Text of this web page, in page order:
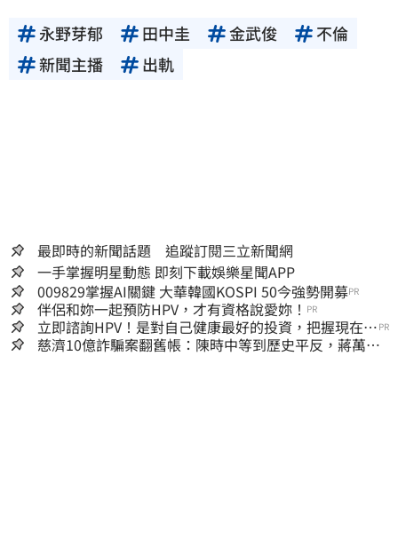
其真實性、正確性、即時性、完整性或合法
性。三立新聞網所提供的資訊內容，若其著作
永野芽郁 田中圭 金武俊
不倫
新聞主播
出軌
最即時的新聞話題 追蹤訂閱三立新聞網
一手掌握明星動態 即刻下載娛樂星聞APP
009829掌握AI關鍵 大華韓國KOSPI 50今強勢開募PR
伴侶和妳一起預防HPV，才有資格說愛妳！ PR
立即諮詢HPV！是對自己健康最好的投資，把握現在不
嫌晚！
PR
慈濟10億詐騙案翻舊帳：陳時中等到歷史平反，蔣萬安